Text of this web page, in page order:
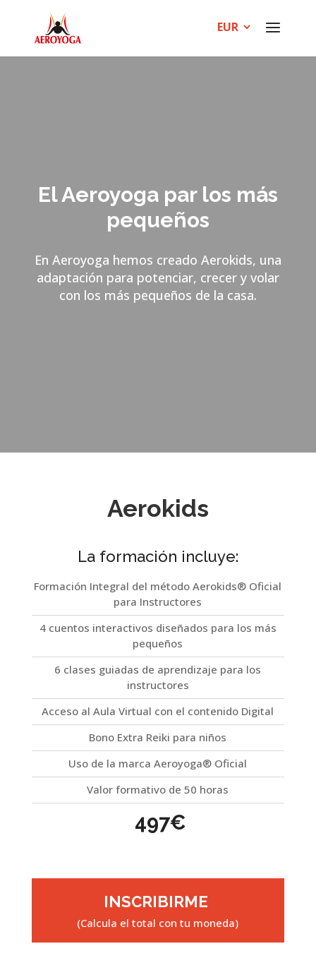
El Aeroyoga par los más
pequeños
En Aeroyoga hemos creado Aerokids, una
adaptación para potenciar, crecer y volar
con los más pequeños de la casa.
Aerokids
La formación incluye:
Formación Integral del método Aerokids® Oficial
para Instructores
4 cuentos interactivos diseñados para los más
pequeños
6 clases guiadas de aprendizaje para los
instructores
Acceso al Aula Virtual con el contenido Digital
Bono Extra Reiki para niños
Uso de la marca Aeroyoga® Oficial
Valor formativo de 50 horas
497€
INSCRIBIRME
(Calcula el total con tu moneda)